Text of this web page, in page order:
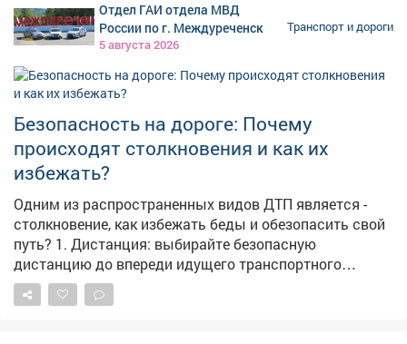
строящегося музейно-театрального комплекса.
Ограничение будет действовать до 15 августа
внимательными, соблюдать требования дорожных
знаков и заранее выбирать альтернативные
маршруты, чтобы избежать заторов.
Отдел ГАИ отдела МВД
России по г. Междуреченск
5 августа 2026
Транспорт и дороги
Безопасность на дороге: Почему
происходят столкновения и как их
избежать?
Одним из распространенных видов ДТП является -
столкновение, как избежать беды и обезопасить свой
путь? 1. Дистанция: выбирайте безопасную
дистанцию до впереди идущего транспортного
средства. 2. Сигналы светофора: проезд перекрестка
на "желтый" или попытка проскочить на "красный"